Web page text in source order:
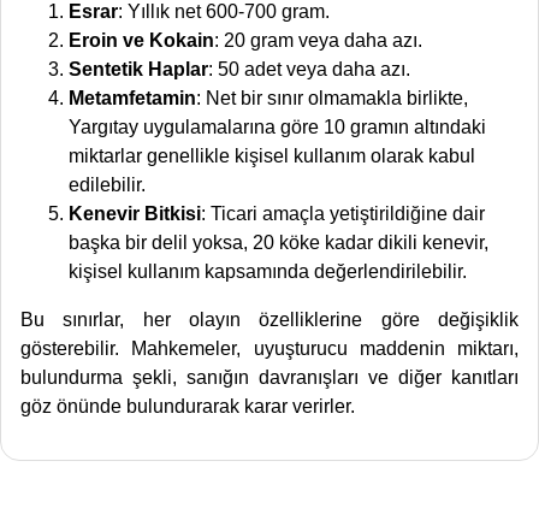
Esrar: Yıllık net 600-700 gram.
Eroin ve Kokain: 20 gram veya daha azı.
Sentetik Haplar: 50 adet veya daha azı.
Metamfetamin: Net bir sınır olmamakla birlikte,
Yargıtay uygulamalarına göre 10 gramın altındaki
miktarlar genellikle kişisel kullanım olarak kabul
edilebilir.
Kenevir Bitkisi: Ticari amaçla yetiştirildiğine dair
başka bir delil yoksa, 20 köke kadar dikili kenevir,
kişisel kullanım kapsamında değerlendirilebilir.
Bu sınırlar, her olayın özelliklerine göre değişiklik
gösterebilir. Mahkemeler, uyuşturucu maddenin miktarı,
bulundurma şekli, sanığın davranışları ve diğer kanıtları
göz önünde bulundurarak karar verirler.